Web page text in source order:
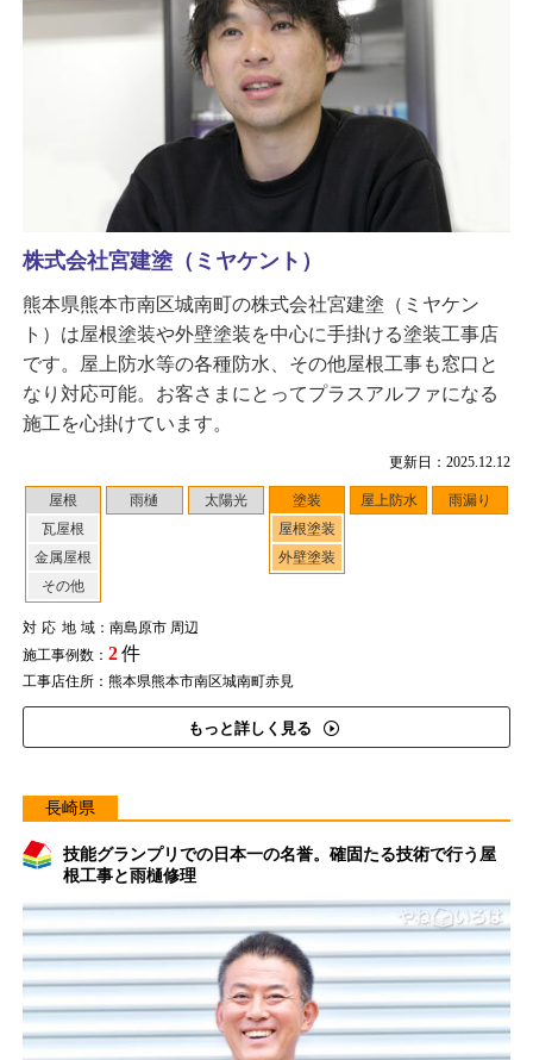
更新日：2025.12.12
屋根
瓦屋根
金属屋根
その他
雨樋 太陽光
塗装
屋根塗装
外壁塗装
屋上防水 雨漏り
対応地域：南島原市 周辺
施工事例数： 2件
工事店住所：熊本県熊本市南区城南町赤見
もっと詳しく見る
株式会社宮建塗（ミヤケント）
熊本県熊本市南区城南町の株式会社宮建塗（ミヤケン
ト）は屋根塗装や外壁塗装を中心に手掛ける塗装工事店
です。屋上防水等の各種防水、その他屋根工事も窓口と
なり対応可能。お客さまにとってプラスアルファになる
施工を心掛けています。
長崎県
技能グランプリでの日本一の名誉。確固たる技術で行う屋
根工事と雨樋修理